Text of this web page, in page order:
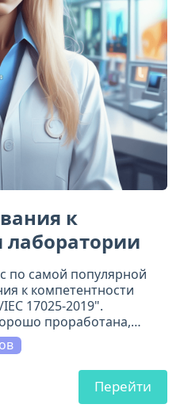
к
лаборатории
по самой популярной
к компетентности
17025-2019".
проработана,
делу и на самом
Перейти